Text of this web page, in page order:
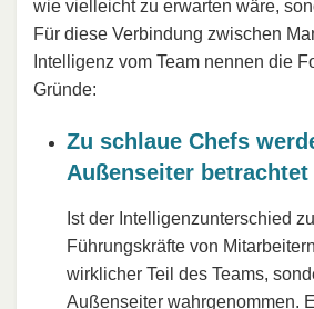
wie vielleicht zu erwarten wäre,
Für diese Verbindung zwischen
Intelligenz vom Team nennen die
Gründe:
Zu schlaue Chefs
Außenseiter betrachtet
Ist der Intelligenzunterschied
Führungskräfte von
wirklicher Teil des Teams,
Außenseiter wahrgenommen.